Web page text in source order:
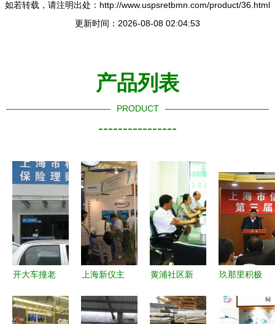
如若转载，请注明出处：http://www.uspsretbmn.com/product/36.html
更新时间：2026-08-08 02:04:53
产品列表
PRODUCT
----------------
开大车撞老
责任，在上
上海新仪主
2010慕尼
黄浦社区新
务引领邻里
玖那里积极
信用服务行